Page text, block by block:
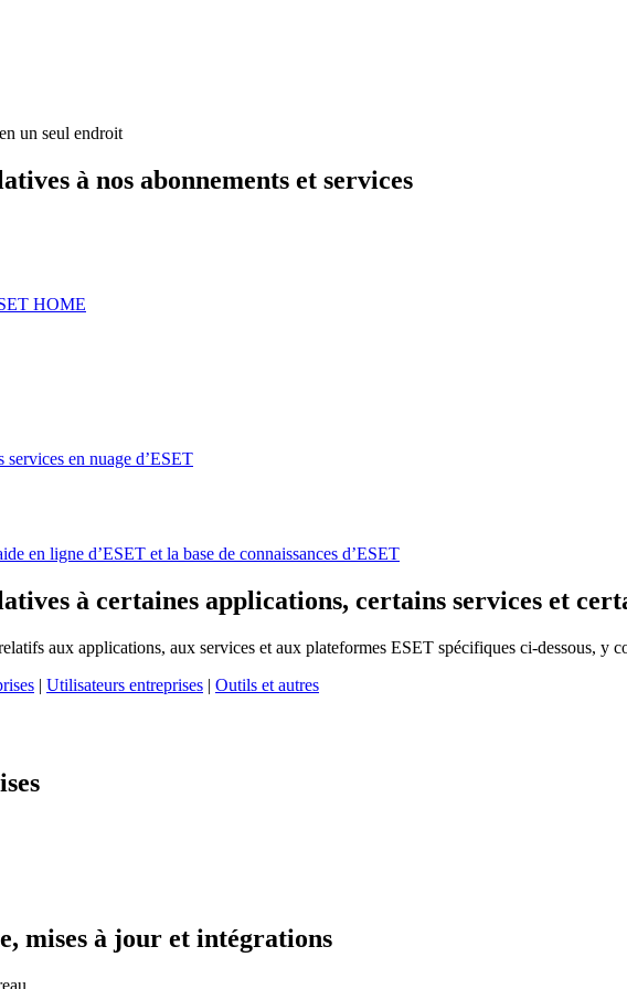
un seul endroit
à nos abonnements et services
HOME
en nuage d’ESET
en ligne d’ESET et la base de connaissances d’ESET
à certaines applications, certains services et
aux applications, aux services et aux plateformes ESET spécifiques ci-dessous, y
| Utilisateurs entreprises | Outils et autres
mises à jour et intégrations